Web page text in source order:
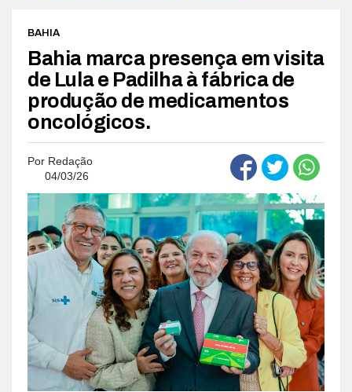
BAHIA
Bahia marca presença em visita
de Lula e Padilha à fábrica de
produção de medicamentos
oncológicos.
Por Redação
04/03/26